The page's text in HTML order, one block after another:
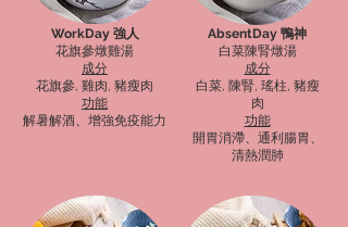
WorkDay 強人
花旗參燉雞湯
成分
花旗參, 雞肉, 豬瘦肉
功能
解暑解酒、增強免疫能力
AbsentDay 鴨神
白菜陳腎燉湯
成分
白菜, 陳腎, 瑤柱, 豬瘦
肉
功能
開胃消滯、通利腸胃、
清熱潤肺